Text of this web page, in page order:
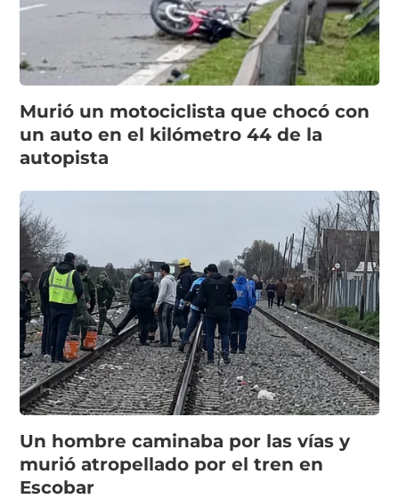
Murió un motociclista que chocó con
un auto en el kilómetro 44 de la
autopista
Un hombre caminaba por las vías y
murió atropellado por el tren en
Escobar